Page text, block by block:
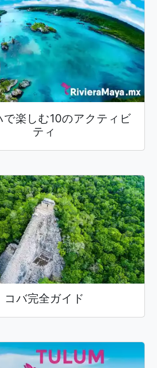
で楽しむ10のアクティビ
ティ
コバ完全ガイド